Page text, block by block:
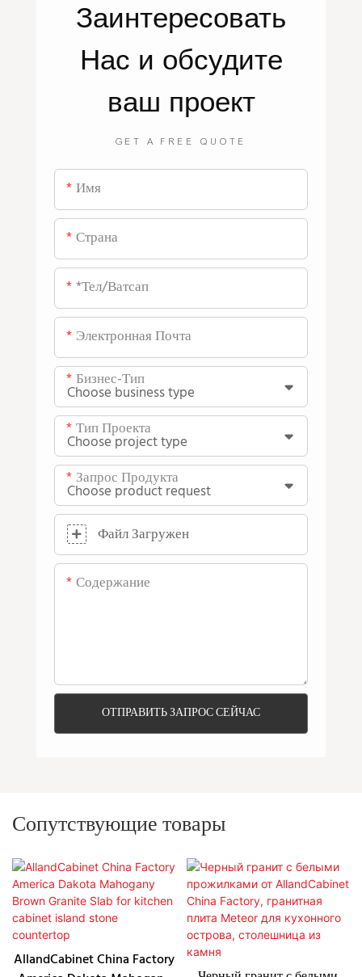
Заинтересовать
Нас и обсудите
ваш проект
GET A FREE QUOTE
Имя
Страна
*тел/ватсап
Электронная Почта
Бизнес-Тип
Тип Проекта
Запрос Продукта
Файл Загружен
Содержание
ОТПРАВИТЬ ЗАПРОС СЕЙЧАС
Сопутствующие товары
AllandCabinet China Factory